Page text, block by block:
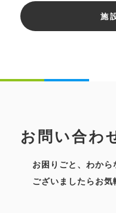
施
お問い合わ
お困りごと、わから
ございましたらお気